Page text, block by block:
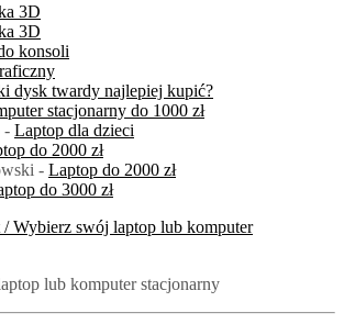
3D
3D
konsoli
dysk twardy najlepiej kupić?
stacjonarny do 1000 zł
- Laptop dla dzieci
do 2000 zł
- Laptop do 2000 zł
do 3000 zł
lub komputer stacjonarny